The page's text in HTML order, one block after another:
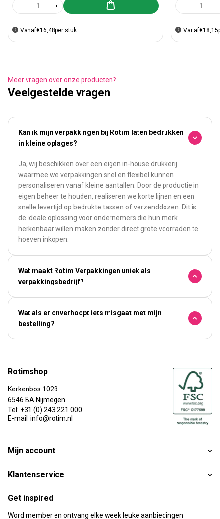
Aantal verlagen voor 100x Goedkope ECO verzendzakken Medium
Aantal verhogen voor 100x Goedkope ECO
Aan winkelwagen toevoegen
Vanaf€16,48per stuk
Aantal
Vanaf€18,15
Meer vragen over onze producten?
Veelgestelde vragen
Kan ik mijn verpakkingen bij Rotim laten bedrukken
in kleine oplages?
Ja, wij beschikken over een eigen in-house drukkerij
waarmee we verpakkingen snel en flexibel kunnen
personaliseren vanaf kleine aantallen. Door de productie in
eigen beheer te houden, realiseren we korte lijnen en een
snelle levertijd op bedrukte tassen of verzenddozen. Dit is
de ideale oplossing voor ondernemers die hun merk
herkenbaar willen maken zonder direct grote voorraden te
hoeven inkopen.
Wat maakt Rotim Verpakkingen uniek als
verpakkingsbedrijf?
Wat als er onverhoopt iets misgaat met mijn
bestelling?
Rotimshop
Kerkenbos 1028
6546 BA Nijmegen
Tel: +31 (0) 243 221 000
E-mail: info@rotim.nl
Mijn account
Klantenservice
Get inspired
Word member en ontvang elke week leuke aanbiedingen